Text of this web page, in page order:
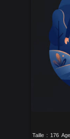
Taille : 176